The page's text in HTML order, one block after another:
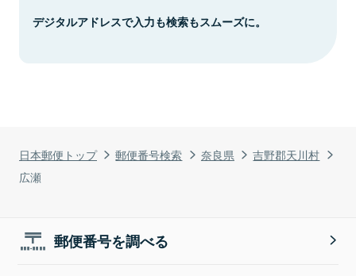
日本郵便トップ 郵便番号検索 奈良県
吉野郡天川村
広瀬
デジタルアドレスで入力も検索もスムーズに。
郵便番号を調べる